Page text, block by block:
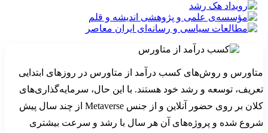
متاورس و روش‌های کسب درآمد از متاورس در روزهای ابتدایی
تعریف، توسعه و رشد خود هستند. با این حال، سرمایه‌گذاری‌های
کلان بر روی حضور آنلاین و از جنس Metaverse از چند سال پیش
شروع شده و پروژه‌های آن هر سال با رشد و سرعت بیشتری